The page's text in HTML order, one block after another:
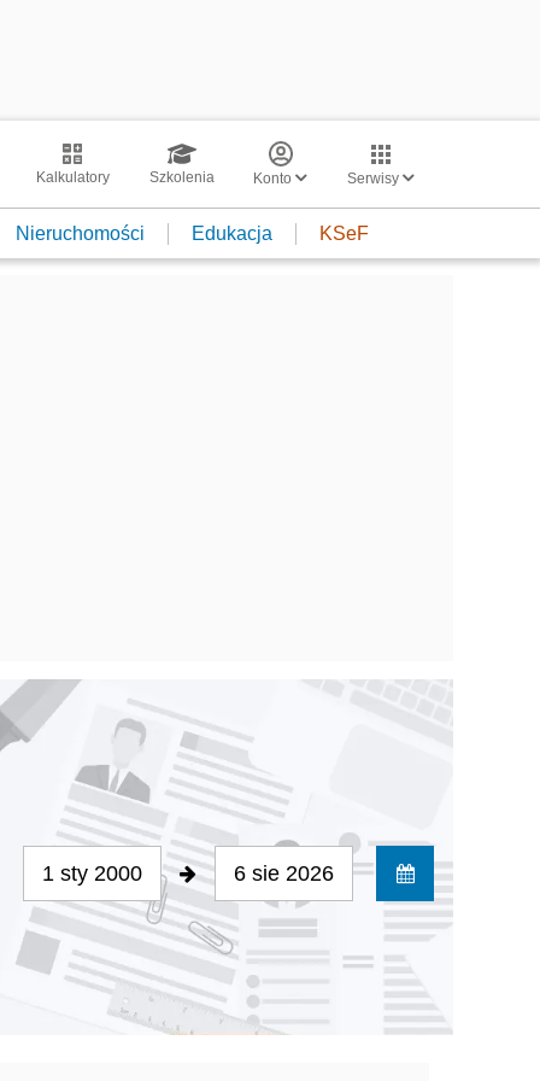
Kalkulatory Szkolenia Konto Serwisy
Nieruchomości Edukacja KSeF
1 sty 2000 6 sie 2026